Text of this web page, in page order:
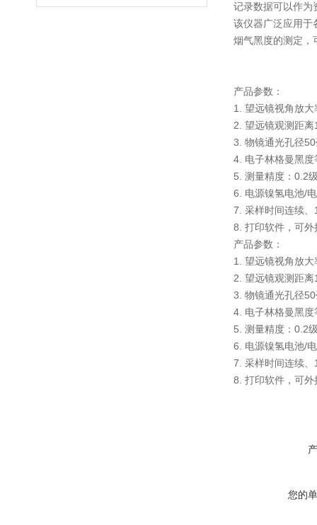
记录数据可以作为
该仪器广泛应用于
烟气黑度的测定，
产品参数：
1. 望远镜视角放
2. 望远镜观测距
3. 物镜通光孔径
4. 电子林格曼黑
5. 测量精度：0.2
6. 电源镍氢电池/
7. 采样时间连续
8. 打印软件，可
产品参数：
1. 望远镜视角放
2. 望远镜观测距
3. 物镜通光孔径
4. 电子林格曼黑
5. 测量精度：0.2
6. 电源镍氢电池/
7. 采样时间连续
8. 打印软件，可
您的